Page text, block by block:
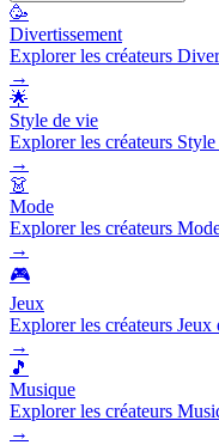
🥳
Divertissement
Explorer les créateurs
→
🌟
Style de vie
Explorer les créateurs
→
👗
Mode
Explorer les créateurs
→
🎮
Jeux
Explorer les créateurs
→
🎵
Musique
Explorer les créateurs
→